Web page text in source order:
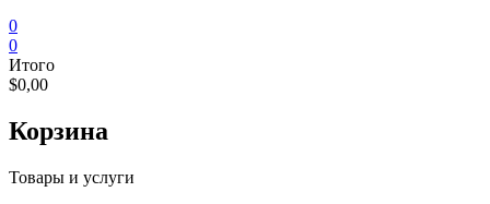
0
0
Итого
$0,00
Корзина
Товары и услуги